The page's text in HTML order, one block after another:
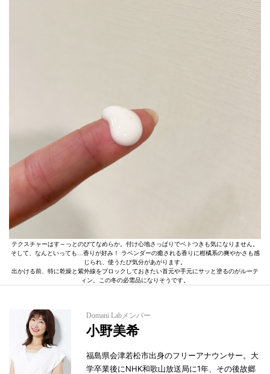
テクスチャーはす～っとのびてなめらか。付け心地さっぱりでベトつきも気になりません。
そして、なんといっても…香りが好み！ ラベンダーの癒される香りに柑橘系の爽やかさも感
じられ、使うたび気分があがります。
出かける前、特に乾燥と紫外線をブロックしておきたい首元や手元にサッと塗るのがルーテ
ィン。この冬の必需品になりそうです。
Domani Labメンバー
小野美希
福島県会津若松市出身のフリーアナウンサー。大
学卒業後にNHK和歌山放送局に1年、その後故郷